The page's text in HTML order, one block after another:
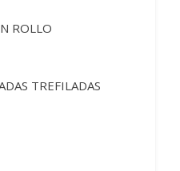
ROLLO
TREFILADAS